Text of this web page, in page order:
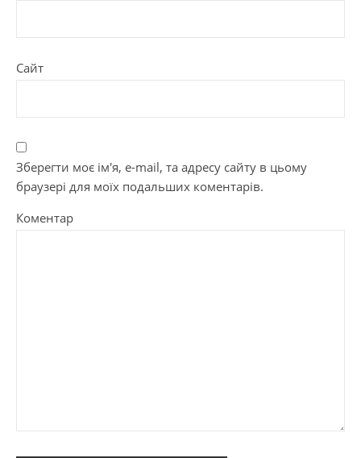
Сайт
Зберегти моє ім'я, e-mail, та адресу сайту в цьому
браузері для моїх подальших коментарів.
Коментар